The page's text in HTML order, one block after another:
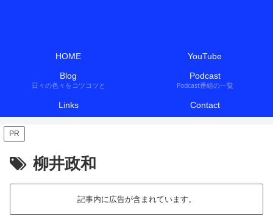
HOME
YouTube
Blog
日々の色々をコツコツと
Podcast
Podcast番組の一覧
Links Contact
PR
柳井政和
記事内に広告が含まれています。